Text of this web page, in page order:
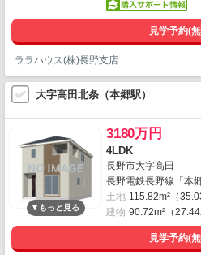
見学予約(
ララハウス(株)長野支店
大字高田北条（本郷駅）
3180万円
4LDK
長野市大字高田
長野電鉄長野線「本
土地 115.82m²（
建物 90.72m²（27.44
見学予約(